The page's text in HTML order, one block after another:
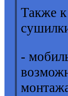
Также
-